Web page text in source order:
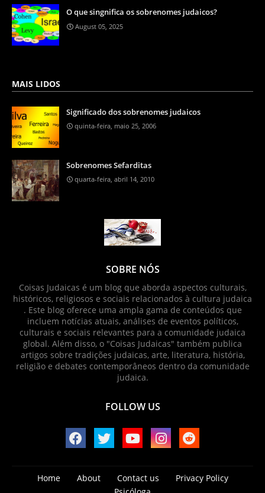
O que singnifica os sobrenomes judaicos?
August 05, 2025
MAIS LIDOS
Significado dos sobrenomes judaicos
quinta-feira, maio 25, 2006
Sobrenomes Sefarditas
quarta-feira, abril 14, 2010
SOBRE NÓS
Coisas Judaicas é um blog que aborda aspectos culturais,
históricos, religiosos e sociais relacionados à cultura judaica
. Este blog oferece uma ampla gama de conteúdos que
incluem notícias atuais, análises de eventos políticos,
culturais e sociais relevantes para a comunidade judaica
global. Além disso, o "Coisas Judaicas" também publica
artigos sobre tradições judaicas, arte, literatura, história,
religião e debates contemporâneos dentro da comunidade
judaica.
FOLLOW US
Home About Contact us
Privacy Policy